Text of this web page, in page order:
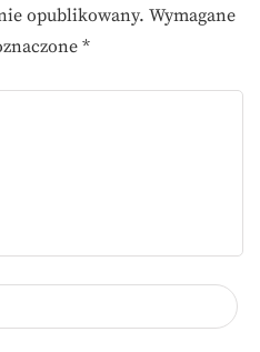
opublikowany. Wymagane
*